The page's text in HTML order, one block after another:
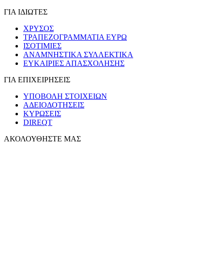
ΓΙΑ ΙΔΙΩΤΕΣ
ΧΡΥΣΟΣ
ΤΡΑΠΕΖΟΓΡΑΜΜΑΤΙΑ ΕΥΡΩ
ΙΣΟΤΙΜΙΕΣ
ΑΝΑΜΝΗΣΤΙΚΑ ΣΥΛΛΕΚΤΙΚΑ
ΕΥΚΑΙΡΙΕΣ ΑΠΑΣΧΟΛΗΣΗΣ
ΓΙΑ ΕΠΙΧΕΙΡΗΣΕΙΣ
ΥΠΟΒΟΛΗ ΣΤΟΙΧΕΙΩΝ
ΑΔΕΙΟΔΟΤΗΣΕΙΣ
ΚΥΡΩΣΕΙΣ
DIREQT
ΑΚΟΛΟΥΘΗΣΤΕ ΜΑΣ